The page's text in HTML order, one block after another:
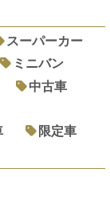
スーパーカー
ミニバン
中古車
限定車